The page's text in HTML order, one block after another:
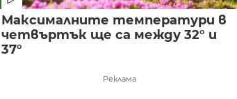
Максималните температури в
четвъртък ще са между 32° и
37°
Реклама